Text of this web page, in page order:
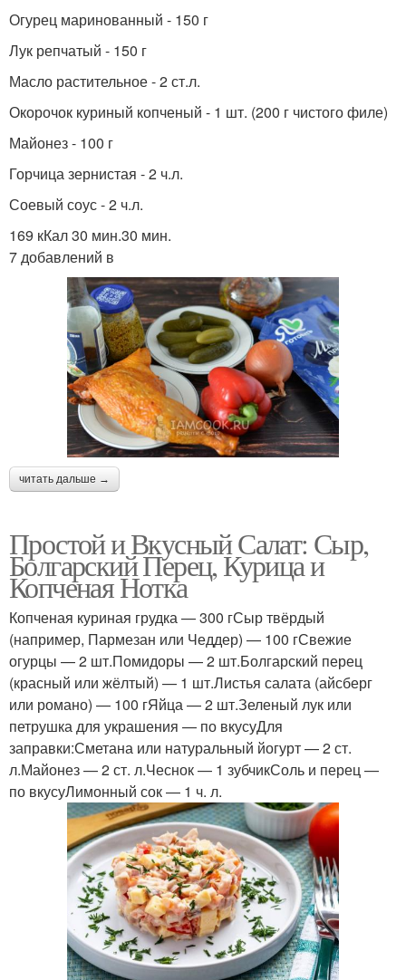
Огурец маринованный - 150 г
Лук репчатый - 150 г
Масло растительное - 2 ст.л.
Окорочок куриный копченый - 1 шт. (200 г чистого филе)
Майонез - 100 г
Горчица зернистая - 2 ч.л.
Соевый соус - 2 ч.л.
169 кКал 30 мин.30 мин.
7 добавлений в
читать дальше →
Простой и Вкусный Салат: Сыр,
Болгарский Перец, Курица и
Копченая Нотка
Копченая куриная грудка — 300 гСыр твёрдый
(например, Пармезан или Чеддер) — 100 гСвежие
огурцы — 2 шт.Помидоры — 2 шт.Болгарский перец
(красный или жёлтый) — 1 шт.Листья салата (айсберг
или романо) — 100 гЯйца — 2 шт.Зеленый лук или
петрушка для украшения — по вкусуДля
заправки:Сметана или натуральный йогурт — 2 ст.
л.Майонез — 2 ст. л.Чеснок — 1 зубчикСоль и перец —
по вкусуЛимонный сок — 1 ч. л.